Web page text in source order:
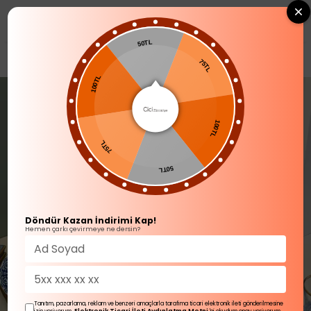
0
SOFRA ÜRÜNLERİ Kahvaltı Takımı
50TL
75TL
100TL
50TL
75TL
100TL
Döndür Kazan İndirimi Kap!
Hemen çarkı çevirmeye ne dersin?
Tanıtım, pazarlama, reklam ve benzeri amaçlarla tarafıma ticari elektronik ileti gönderilmesine